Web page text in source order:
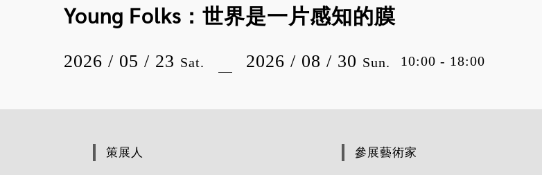
Young Folks：世界是一片感知的膜
2026 / 05 / 23 Sat. 2026 / 08 / 30 Sun. 10:00 - 18:00
策展人 參展藝術家